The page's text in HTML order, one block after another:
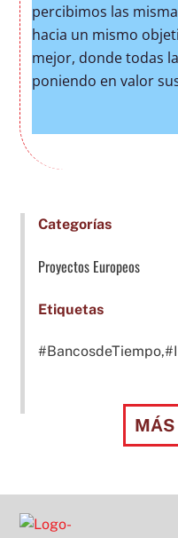
percibimos las
hacia un mismo
mejor, donde todas
poniendo en valor
Categorías
Proyectos Europeos
Etiquetas
MÁS